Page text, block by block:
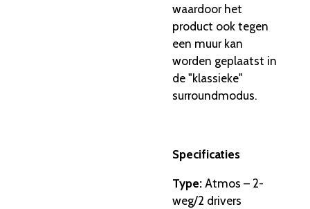
waardoor het
product ook tegen
een muur kan
worden geplaatst in
de "klassieke"
surroundmodus.
Specificaties
Type:Atmos – 2-
weg/2 drivers